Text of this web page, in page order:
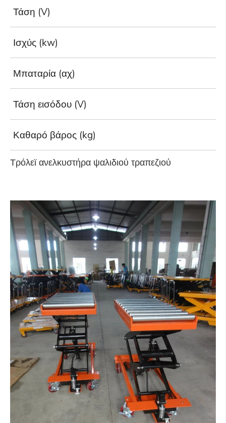
Τάση (V)
Ισχύς (kw)
Μπαταρία (αχ)
Τάση εισόδου (V)
Καθαρό βάρος (kg)
Τρόλεϊ ανελκυστήρα ψαλιδιού τραπεζιού